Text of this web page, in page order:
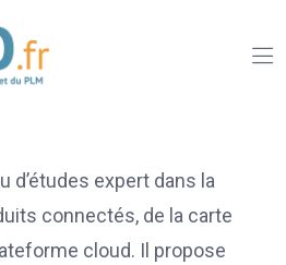
d’études expert dans la
connectés, de la carte
cloud. Il propose